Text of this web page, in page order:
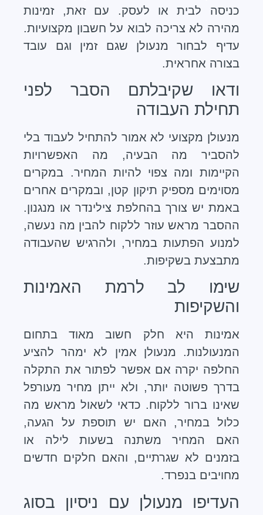
כניסה לבית או לעסק. עם זאת, זמינות
מהירה לא צריכה לבוא על חשבון מקצועיות.
עדיף לבחור מנעולן שגם זמין וגם עובד
בצורה אחראית.
ודאו שקיבלתם הסבר לפני
תחילת העבודה
מנעולן מקצועי לא אמור להתחיל לעבוד בלי
להסביר מה הבעיה, מה האפשרויות
הקיימות ומה צפוי להיות המחיר. במקרים
מסוימים מספיק תיקון קטן, ובמקרים אחרים
באמת יש צורך בהחלפת צילינדר או מנגנון.
ההסבר מראש עוזר ללקוח להבין מה נעשה,
למנוע הפתעות במחיר, ולהרגיש שהעבודה
מתבצעת בשקיפות.
שימו לב לרמת האמינות
והשקיפות
אמינות היא חלק חשוב מאוד בתחום
המנעולנות. מנעולן אמין לא ימהר להציע
החלפה יקרה אם אפשר לפתור את התקלה
בדרך פשוטה יותר, ולא ייתן מחיר מעורפל
שאינו ברור ללקוח. כדאי לשאול מראש מה
כלול במחיר, האם יש תוספת על הגעה,
האם המחיר משתנה בשעות לילה או
בזמנים לא שגרתיים, והאם חלקים חדשים
מחויבים בנפרד.
העדיפו מנעולן עם ניסיון בסוג